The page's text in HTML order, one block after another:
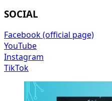
SOCIAL
Facebook (official page)
YouTube
Instagram
TikTok